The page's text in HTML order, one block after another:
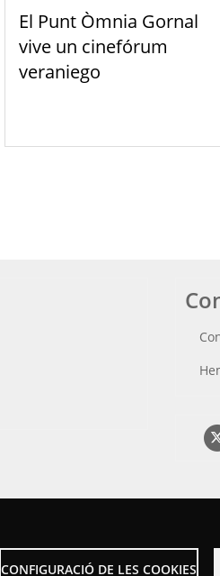
El Punt Òmnia Gornal
vive un cinefórum
veraniego
CONFIGURACIÓ DE LES COOKIES